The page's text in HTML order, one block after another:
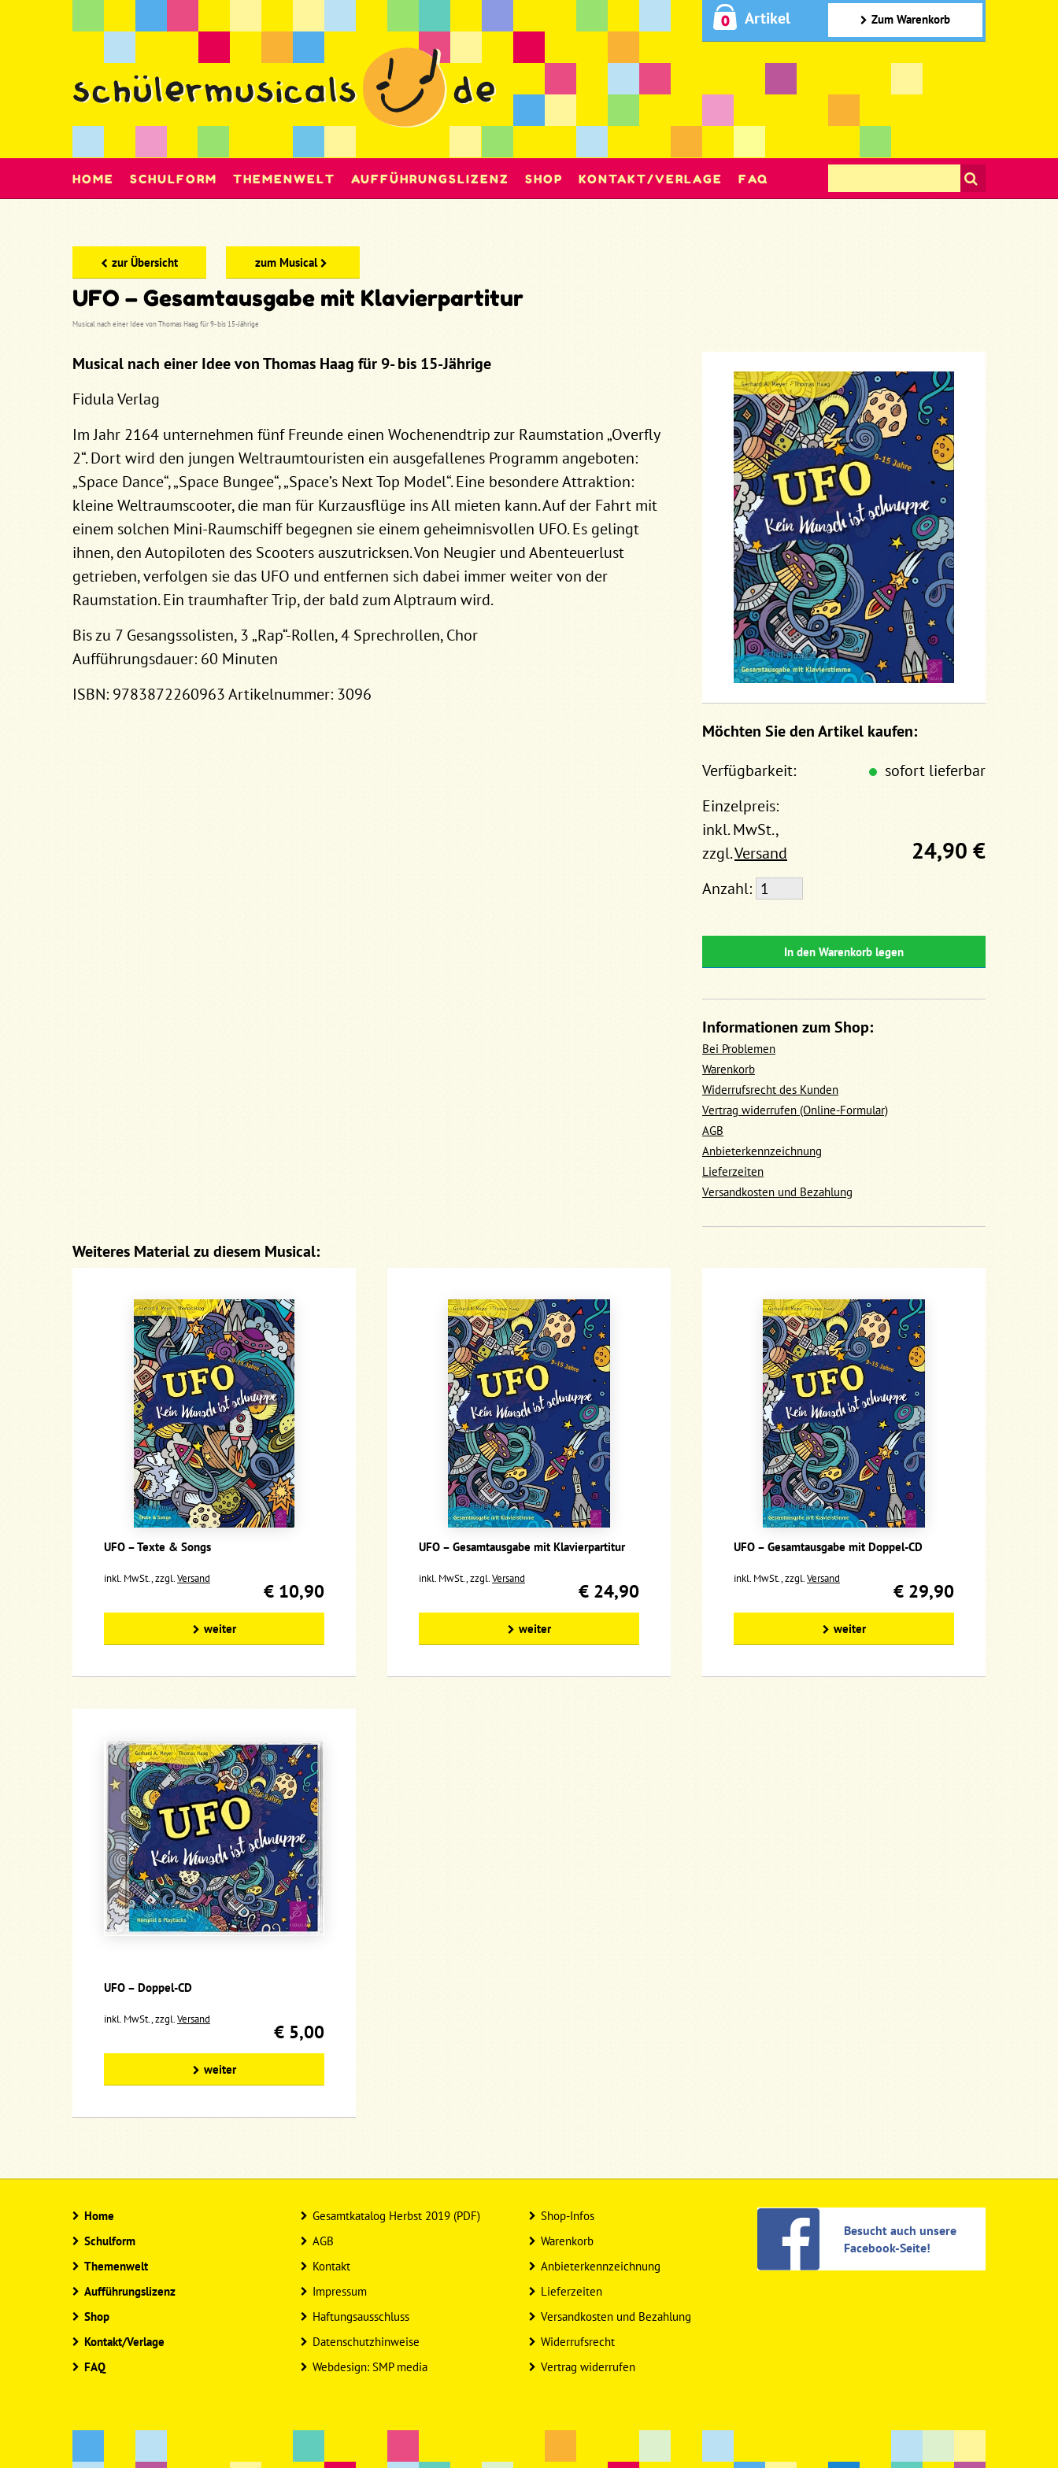
0 Artikel Zum Warenkorb
HOME SCHULFORM THEMENWELT AUFFÜHRUNGSLIZENZ SHOP KONTAKT/VERLAGE FAQ
zur Übersicht zum Musical
UFO – Gesamtausgabe mit Klavierpartitur
Musical nach einer Idee von Thomas Haag für 9- bis 15-Jährige
Musical nach einer Idee von Thomas Haag für 9- bis 15-Jährige
Fidula Verlag
Im Jahr 2164 unternehmen fünf Freunde einen Wochenendtrip zur Raumstation „Overfly
2“. Dort wird den jungen Weltraumtouristen ein ausgefallenes Programm angeboten:
„Space Dance“, „Space Bungee“, „Space’s Next Top Model“. Eine besondere Attraktion:
kleine Weltraumscooter, die man für Kurzausflüge ins All mieten kann. Auf der Fahrt mit
einem solchen Mini-Raumschiff begegnen sie einem geheimnisvollen UFO. Es gelingt
ihnen, den Autopiloten des Scooters auszutricksen. Von Neugier und Abenteuerlust
getrieben, verfolgen sie das UFO und entfernen sich dabei immer weiter von der
Raumstation. Ein traumhafter Trip, der bald zum Alptraum wird.
Bis zu 7 Gesangssolisten, 3 „Rap“-Rollen, 4 Sprechrollen, Chor
Aufführungsdauer: 60 Minuten
ISBN: 9783872260963 Artikelnummer: 3096
Möchten Sie den Artikel kaufen:
Verfügbarkeit:
sofort lieferbar
Einzelpreis:
inkl. MwSt.,
zzgl.Versand 24,90 €
Anzahl:
In den Warenkorb legen
Informationen zum Shop:
Bei Problemen
Warenkorb
Widerrufsrecht des Kunden
Vertrag widerrufen (Online-Formular)
AGB
Anbieterkennzeichnung
Lieferzeiten
Versandkosten und Bezahlung
Weiteres Material zu diesem Musical:
UFO – Texte & Songs
inkl. MwSt., zzgl.Versand
€ 10,90
weiter
UFO – Gesamtausgabe mit Klavierpartitur
inkl. MwSt., zzgl.Versand
€ 24,90
weiter
UFO – Gesamtausgabe mit Doppel-CD
inkl. MwSt., zzgl.Versand
€ 29,90
weiter
UFO – Doppel-CD
inkl. MwSt., zzgl.Versand
€ 5,00
weiter
Home
Schulform
Themenwelt
Aufführungslizenz
Shop
Kontakt/Verlage
FAQ
Gesamtkatalog Herbst 2019 (PDF)
AGB
Kontakt
Impressum
Haftungsausschluss
Datenschutzhinweise
Webdesign: SMP media
Shop-Infos
Warenkorb
Anbieterkennzeichnung
Lieferzeiten
Versandkosten und Bezahlung
Widerrufsrecht
Vertrag widerrufen
Besucht auch unsere
Facebook-Seite!